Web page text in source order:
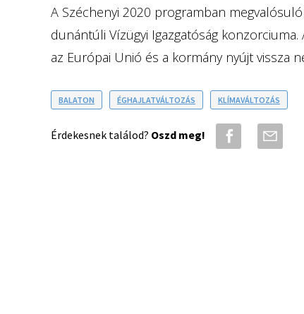
A Széchenyi 2020 programban
dunántúli Vízügyi Igazgatóság
az Európai Unió és a kormány nyújt vissza
BALATON ÉGHAJLATVÁLTOZÁS KLÍMAVÁLTOZÁS
Érdekesnek találod? Oszd meg!